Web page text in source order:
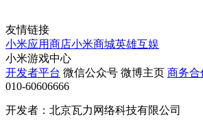
友情链接
小米应用商店小米商城英雄互娱
小米游戏中心
开发者平台 微信公众号 微博主页 商务合
010-60606666
开发者：北京瓦力网络科技有限公司